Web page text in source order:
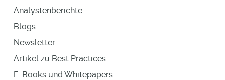
Analystenberichte
Blogs
Newsletter
Artikel zu Best Practices
E-Books und Whitepapers